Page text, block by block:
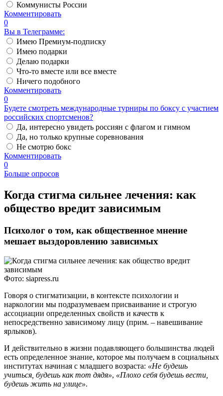
Коммунисты России
Комментировать
0
Вы в Телеграмме:
Имею Премиум-подписку
Имею подарки
Делаю подарки
Что-то вместе или все вместе
Ничего подобного
Комментировать
0
Будете смотреть международные турниры по боксу с участием
российских спортсменов?
Да, интересно увидеть россиян с флагом и гимном
Да, но только крупные соревнования
Не смотрю бокс
Комментировать
0
Больше опросов
Когда стигма сильнее лечения: как
общество вредит зависимым
Психолог о том, как общественное мнение
мешает выздоровлению зависимых
Фото: siapress.ru
Говоря о стигматизации, в контексте психологии и
наркологии мы подразумеваем присваивание и строгую
ассоциации определенных свойств и качеств к
непосредственно зависимому лицу (прим. – навешивание
ярлыков).
И действительно в жизни подавляющего большинства людей
есть определенное знание, которое мы получаем в социальных
институтах начиная с младшего возраста: «Не будешь
учиться, будешь как тот дядя», «Плохо себя будешь вести,
будешь жить на улице».